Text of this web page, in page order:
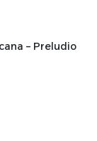
– Preludio